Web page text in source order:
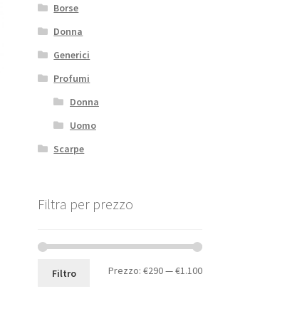
Borse
Donna
Generici
Profumi
Donna
Uomo
Scarpe
Filtra per prezzo
Filtro Prezzo: €290—€1.100